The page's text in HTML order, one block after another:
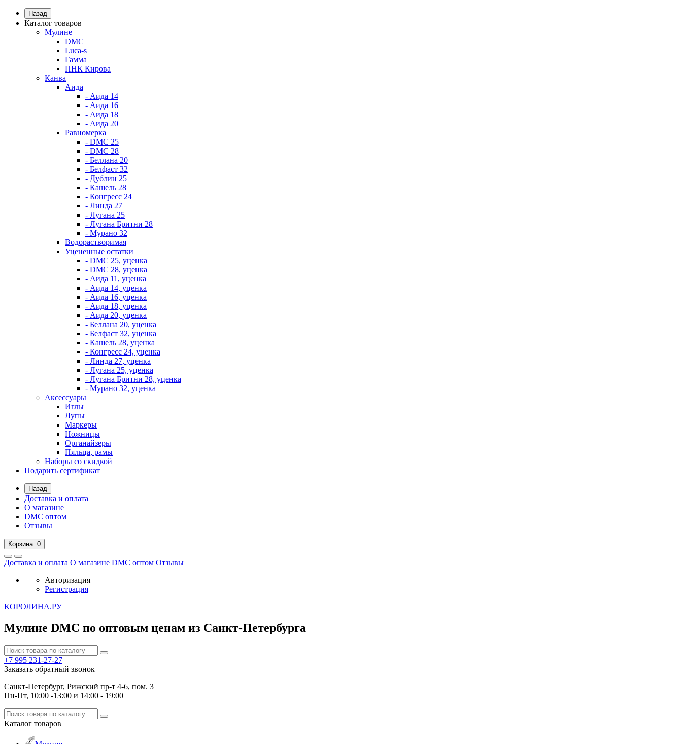
Назад
Каталог товаров
Мулине
DMC
Luca-s
Гамма
ПНК Кирова
Канва
Аида
- Аида 14
- Аида 16
- Аида 18
- Аида 20
Равномерка
- DMC 25
- DMC 28
- Беллана 20
- Белфаст 32
- Дублин 25
- Кашель 28
- Конгресс 24
- Линда 27
- Лугана 25
- Лугана Бритни 28
- Мурано 32
Водорастворимая
Уцененные остатки
- DMC 25, уценка
- DMC 28, уценка
- Аида 11, уценка
- Аида 14, уценка
- Аида 16, уценка
- Аида 18, уценка
- Аида 20, уценка
- Беллана 20, уценка
- Белфаст 32, уценка
- Кашель 28, уценка
- Конгресс 24, уценка
- Линда 27, уценка
- Лугана 25, уценка
- Лугана Бритни 28, уценка
- Мурано 32, уценка
Аксессуары
Иглы
Лупы
Маркеры
Ножницы
Органайзеры
Пяльца, рамы
Наборы со скидкой
Подарить сертификат
Назад
Доставка и оплата
О магазине
DMC оптом
Отзывы
Корзина: 0
Доставка и оплата О магазине DMC оптом Отзывы
Авторизация
Регистрация
КОРОЛИНА.РУ
Мулине DMC по оптовым ценам из Санкт-Петербурга
+7 995 231-27-27
Заказать обратный звонок
Санкт-Петербург, Рижский пр-т 4-6, пом. 3
Пн-Пт, 10:00 -13:00 и 14:00 - 19:00
Каталог товаров